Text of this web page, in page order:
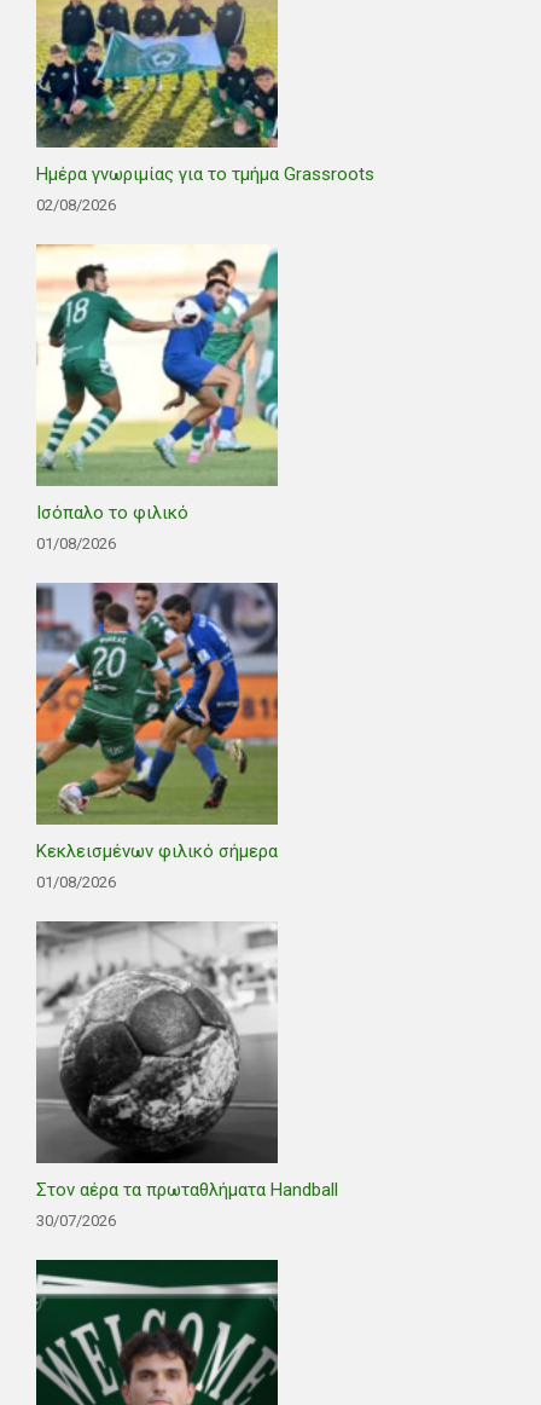
Ημέρα γνωριμίας για το τμήμα Grassroots
02/08/2026
Ισόπαλο το φιλικό
01/08/2026
Κεκλεισμένων φιλικό σήμερα
01/08/2026
Στον αέρα τα πρωταθλήματα Handball
30/07/2026